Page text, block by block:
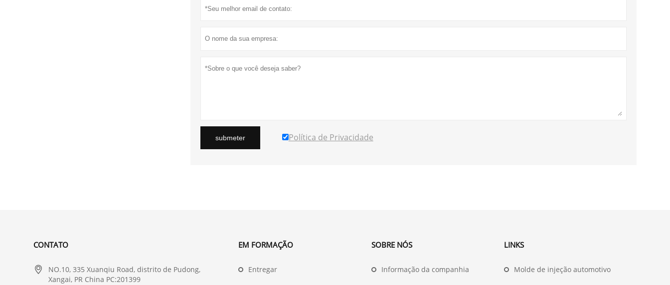
submeter Política de Privacidade
CONTATO

NO.10, 335 Xuanqiu Road, distrito de Pudong,
Xangai, PR China PC:201399
EM FORMAÇÃO
Entregar
SOBRE NÓS
Informação da companhia
LINKS
Molde de injeção automotivo